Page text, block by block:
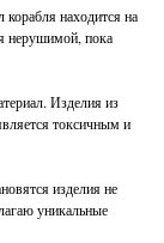
находится на
нерушимой, пока
Изделия из
токсичным и
изделия не
уникальные